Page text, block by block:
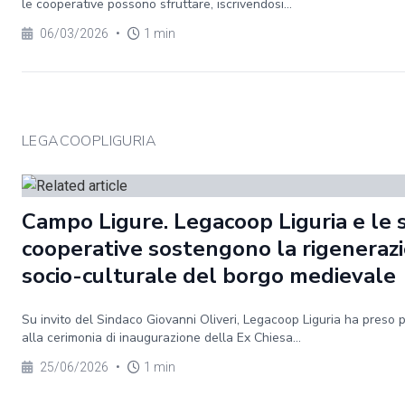
le cooperative possono sfruttare, iscrivendosi...
06/03/2026 • 1 min
LEGACOOPLIGURIA
Campo Ligure. Legacoop Liguria e le
cooperative sostengono la
socio-culturale del borgo medievale
Su invito del Sindaco Giovanni Oliveri, Legacoop Liguria ha preso
alla cerimonia di inaugurazione della Ex Chiesa...
25/06/2026 • 1 min